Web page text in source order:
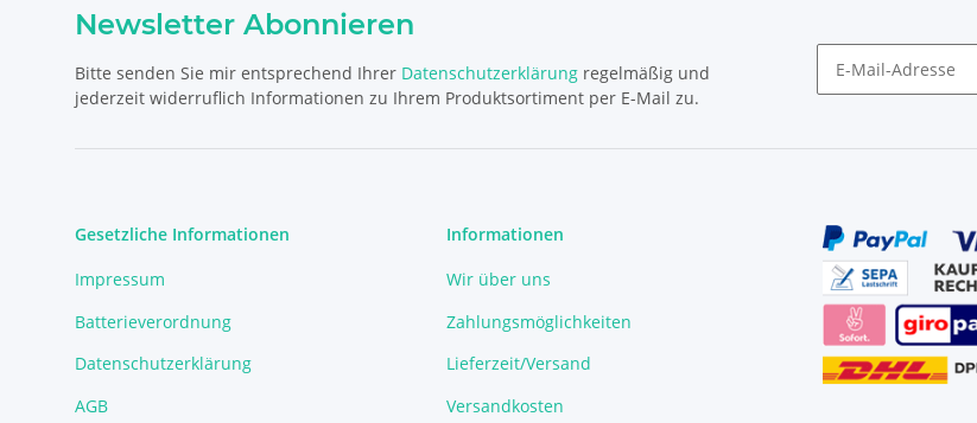
Newsletter Abonnieren
Bitte senden Sie mir entsprechend Ihrer Datenschutzerklärung regelmäßig und
jederzeit widerruflich Informationen zu Ihrem Produktsortiment per E-Mail zu.
Gesetzliche Informationen
Impressum
Batterieverordnung
Datenschutzerklärung
AGB
Informationen
Wir über uns
Zahlungsmöglichkeiten
Lieferzeit/Versand
Versandkosten